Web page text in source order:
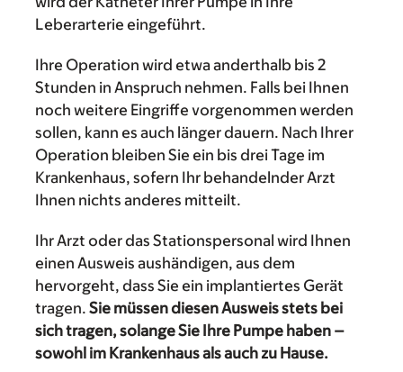
Leberarterie eingeführt.
Ihre Operation wird etwa anderthalb bis 2
Stunden in Anspruch nehmen. Falls bei Ihnen
noch weitere Eingriffe vorgenommen werden
sollen, kann es auch länger dauern. Nach Ihrer
Operation bleiben Sie ein bis drei Tage im
Krankenhaus, sofern Ihr behandelnder Arzt
Ihnen nichts anderes mitteilt.
Ihr Arzt oder das Stationspersonal wird Ihnen
einen Ausweis aushändigen, aus dem
hervorgeht, dass Sie ein implantiertes Gerät
tragen. Sie müssen diesen Ausweis stets bei
sich tragen, solange Sie Ihre Pumpe haben –
sowohl im Krankenhaus als auch zu Hause.